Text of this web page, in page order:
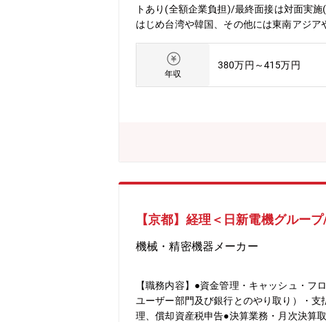
トあり(全額企業負担)/最終面接は対面実
はじめ台湾や韓国、その他には東南アジ
もあります。・営業事務の業務をご担当
業務、海外人材の入社後の教育など幅広
務ではTMTグループ（国内・海外）全体
することもあります。・仕入れ元に交渉
（年間約10講座）:外部講師による階層別
年収
380万円～415万円
【京都】経理＜日新電機グルー
機械・精密機器メーカー
【職務内容】●資金管理・キャッシュ・
ユーザー部門及び銀行とのやり取り）・
理、償却資産税申告●決算業務・月次決算